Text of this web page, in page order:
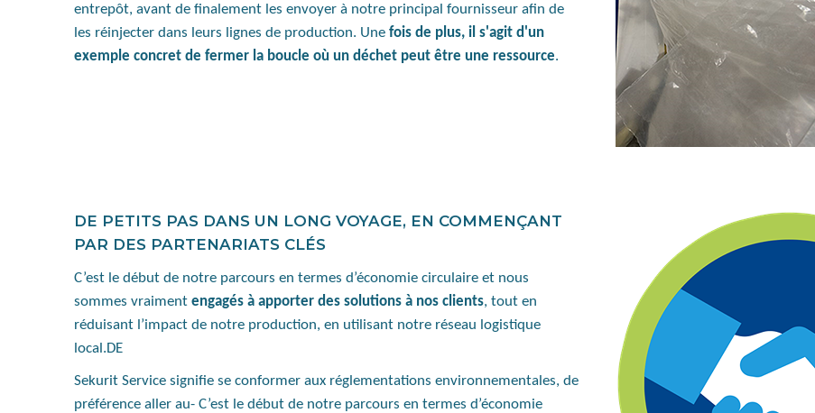
entrepôt, avant de finalement les envoyer à notre principal fournisseur afin de
les réinjecter dans leurs lignes de production. Une fois de plus, il s'agit d'un
exemple concret de fermer la boucle où un déchet peut être une ressource.
DE PETITS PAS DANS UN LONG VOYAGE, EN COMMENÇANT
PAR DES PARTENARIATS CLÉS
C’est le début de notre parcours en termes d’économie circulaire et nous
sommes vraiment engagés à apporter des solutions à nos clients, tout en
réduisant l’impact de notre production, en utilisant notre réseau logistique
local.DE
Sekurit Service signifie se conformer aux réglementations environnementales, de
préférence aller au- C’est le début de notre parcours en termes d’économie